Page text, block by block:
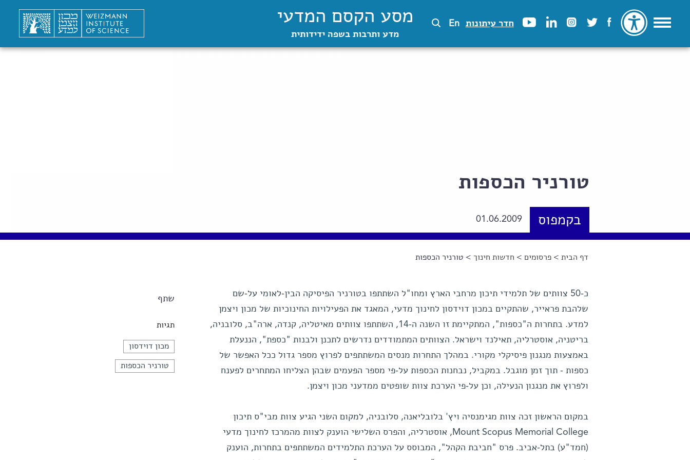
חדר עיתונות En מסע הקסם המדעי
מדע ותרבות בשפה ידידותית
טורניר הכספות
בקמפוס 01.06.2009
הינך נמצא כאן
דף הבית >פרסומים > חדשות חינוך > טורניר הכספות
שתף
תגיות
מכון דוידסון
טורניר הכספות
כ-50 צוותים של תלמידי תיכון מרחבי הארץ ומחו"ל השתתפו בטורניר הפיסיקה הבין-לאומי על-שם
שלהבת פראייר, שהתקיים במכון דוידסון לחינוך מדעי, המאגד את הפעילויות החינוכיות של מכון ויצמן
למדע. בתחרות ה"כספות", המתקיימת זו השנה ה-14, השתתפו צוותים מאיטליה, קנדה, ארה"ב, סלובניה,
בריטניה, אוסטרליה, תאילנד וישראל. הצוותים המתמודדים נדרשים לתכנן ולבנות "כספת", הננעלת
באמצעות מנגנון פיסיקלי מקורי. במהלך התחרות מנסים המשתתפים לפרוץ מספר גדול ככל האפשר של
כספות - תוך זמן מוגבל. במקביל, נבחנות הכספות על-פי מספר הפעמים שבהן הצליחו המתחרים לפענח
ולפרוץ את מנגנון הנעילה, וכן על-פי הערכת צוות שופטים ממדעני מכון ויצמן.
במקום הראשון זכה צוות מגימנסיה ויץ' בלובליאנה, סלובניה, למקום השני הגיע צוות מבי"ס תיכון
Mount Scopus Memorial College, אוסטרליה, והפרס השלישי הוענק לצוות מהמרכז לחינוך מדעי
(חמד"ע) בתל-אביב. פרס "חביבת הקהל", המבוסס על הערכת התלמידים המשתתפים בתחרות, הוענק